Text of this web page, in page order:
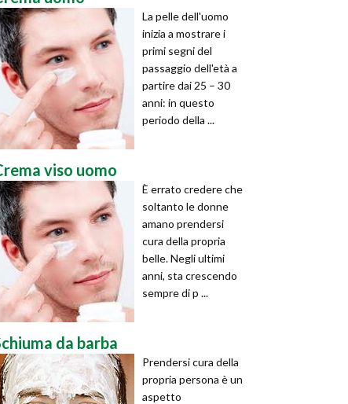
La pelle dell'uomo
inizia a mostrare i
primi segni del
passaggio dell'età a
partire dai 25 – 30
anni: in questo
periodo della ...
viso uomo
È errato credere che
soltanto le donne
amano prendersi
cura della propria
belle. Negli ultimi
anni, sta crescendo
sempre di p ...
da barba
Prendersi cura della
propria persona è un
aspetto